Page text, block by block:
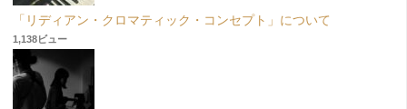
「リディアン・クロマティック・コンセプト」について
1,138ビュー